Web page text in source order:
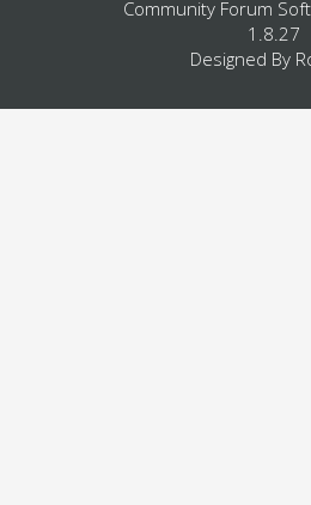
Community Forum
1.8.27
Designed By